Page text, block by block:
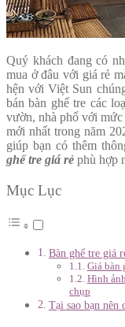
Quý khách đang có
mua ở đâu với giá rẻ
hện với Việt Sun
bán bàn ghế tre các
vườn, nhà phố với mức
mới nhất trong năm
giúp bạn có thêm
ghế tre giá rẻ phù hợp
Mục Lục
Bàn ghế tre giá
Giá bàn
Hình
chụp
Tại sao bạn nên